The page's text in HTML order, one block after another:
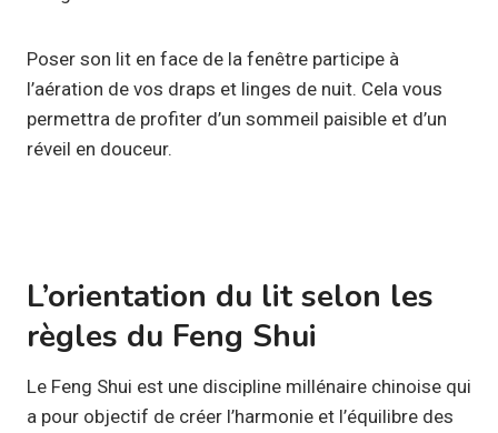
Poser son lit en face de la fenêtre participe à
l’aération de vos draps et linges de nuit. Cela vous
permettra de profiter d’un sommeil paisible et d’un
réveil en douceur.
L’orientation du lit selon les
règles du Feng Shui
Le Feng Shui est une discipline millénaire chinoise qui
a pour objectif de créer l’harmonie et l’équilibre des